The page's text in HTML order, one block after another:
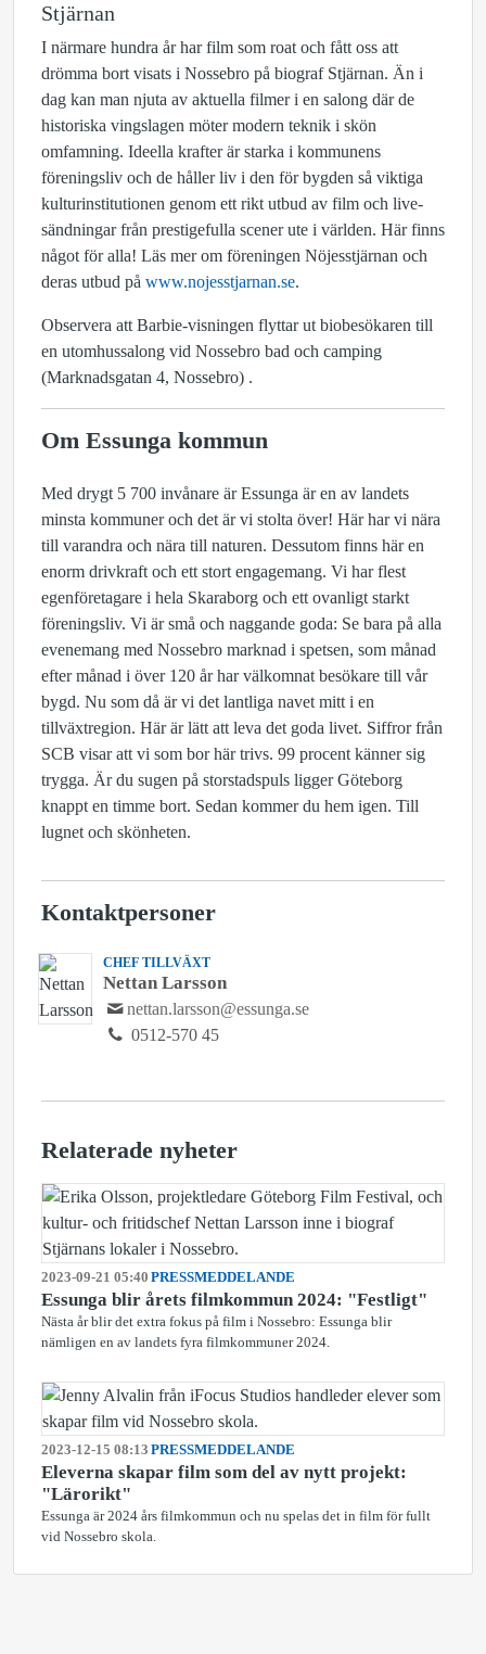
Stjärnan
I närmare hundra år har film som roat och fått oss att
drömma bort visats i Nossebro på biograf Stjärnan. Än i
dag kan man njuta av aktuella filmer i en salong där de
historiska vingslagen möter modern teknik i skön
omfamning. Ideella krafter är starka i kommunens
föreningsliv och de håller liv i den för bygden så viktiga
kulturinstitutionen genom ett rikt utbud av film och live-
sändningar från prestigefulla scener ute i världen. Här finns
något för alla! Läs mer om föreningen Nöjesstjärnan och
deras utbud på www.nojesstjarnan.se.
Observera att Barbie-visningen flyttar ut biobesökaren till
en utomhussalong vid Nossebro bad och camping
(Marknadsgatan 4, Nossebro) .
Om Essunga kommun
Med drygt 5 700 invånare är Essunga är en av landets
minsta kommuner och det är vi stolta över! Här har vi nära
till varandra och nära till naturen. Dessutom finns här en
enorm drivkraft och ett stort engagemang. Vi har flest
egenföretagare i hela Skaraborg och ett ovanligt starkt
föreningsliv. Vi är små och naggande goda: Se bara på alla
evenemang med Nossebro marknad i spetsen, som månad
efter månad i över 120 år har välkomnat besökare till vår
bygd. Nu som då är vi det lantliga navet mitt i en
tillväxtregion. Här är lätt att leva det goda livet. Siffror från
SCB visar att vi som bor här trivs. 99 procent känner sig
trygga. Är du sugen på storstadspuls ligger Göteborg
knappt en timme bort. Sedan kommer du hem igen. Till
lugnet och skönheten.
Kontaktpersoner
CHEF TILLVÄXT
Nettan Larsson
nettan.larsson@essunga.se
0512-570 45
Relaterade nyheter
2023-09-21 05:40 PRESSMEDDELANDE
Essunga blir årets filmkommun 2024: "Festligt"
Nästa år blir det extra fokus på film i Nossebro: Essunga blir
nämligen en av landets fyra filmkommuner 2024.
2023-12-15 08:13 PRESSMEDDELANDE
Eleverna skapar film som del av nytt projekt:
"Lärorikt"
Essunga är 2024 års filmkommun och nu spelas det in film för fullt
vid Nossebro skola.